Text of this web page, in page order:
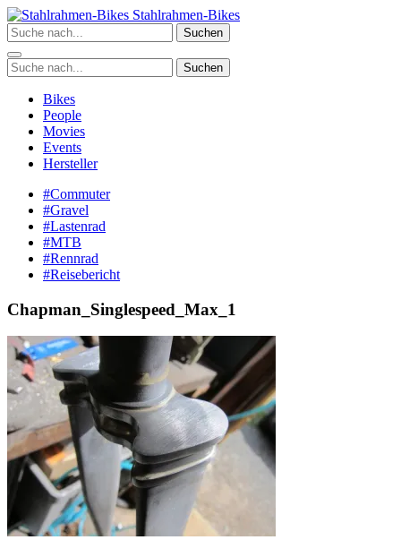
Zum
Inhalt
springen
Stahlrahmen-Bikes
Suchen
Suchen
Bikes
People
Movies
Events
Hersteller
#Commuter
#Gravel
#Lastenrad
#MTB
#Rennrad
#Reisebericht
Chapman_Singlespeed_Max_1